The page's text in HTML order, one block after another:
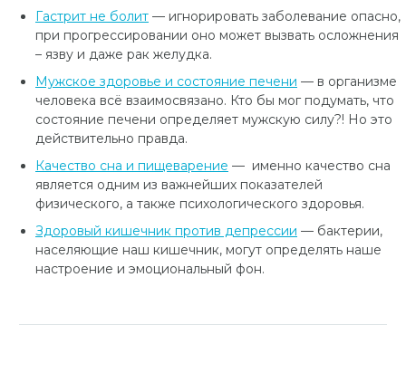
Гастрит не болит — игнорировать заболевание опасно,
при прогрессировании оно может вызвать осложнения
– язву и даже рак желудка.
Мужское здоровье и состояние печени — в организме
человека всё взаимосвязано. Кто бы мог подумать, что
состояние печени определяет мужскую силу?! Но это
действительно правда.
Качество сна и пищеварение — именно качество сна
является одним из важнейших показателей
физического, а также психологического здоровья.
Здоровый кишечник против депрессии — бактерии,
населяющие наш кишечник, могут определять наше
настроение и эмоциональный фон.